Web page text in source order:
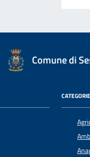
Comune di